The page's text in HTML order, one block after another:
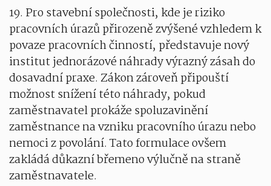
19. Pro stavební společnosti, kde je riziko
pracovních úrazů přirozeně zvýšené vzhledem k
povaze pracovních činností, představuje nový
institut jednorázové náhrady výrazný zásah do
dosavadní praxe. Zákon zároveň připouští
možnost snížení této náhrady, pokud
zaměstnavatel prokáže spoluzavinění
zaměstnance na vzniku pracovního úrazu nebo
nemoci z povolání. Tato formulace ovšem
zakládá důkazní břemeno výlučně na straně
zaměstnavatele.